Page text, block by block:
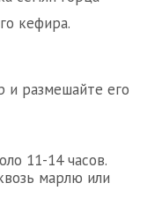
кефира.
размешайте его
11-14 часов.
марлю или